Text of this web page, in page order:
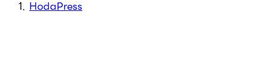
HodaPress